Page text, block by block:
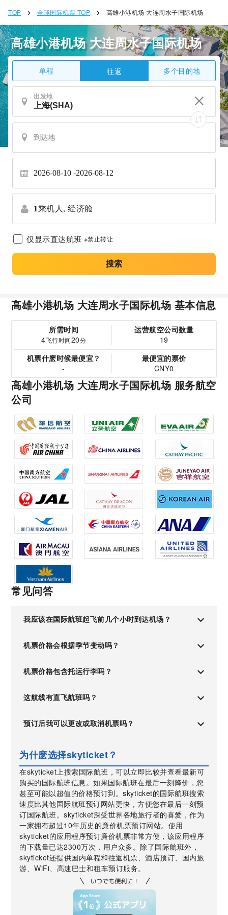
TOP 全球国际机票 TOP 高雄小港机场 大连周水子国际机场
高雄小港机场 大连周水子国际机场
单程 往返 多个目的地
出发地
2026-08-10 2026-08-12
1乘机人, 经济舱
仅显示直达航班 ※禁止转让
搜索
高雄小港机场 大连周水子国际机场 基本信息
所需时间
4飞行时间20分
运营航空公司数量
19
机票什麽时候最便宜？
-
最便宜的票价
CNY0
高雄小港机场 大连周水子国际机场 服务航空
公司
常见问答
我应该在国际航班起飞前几个小时到达机场？
机票价格会根据季节变动吗？
机票价格包含托运行李吗？
这航线有直飞航班吗？
预订后我可以更改或取消机票吗？
为什麽选择skyticket？
在skyticket上搜索国际航班，可以立即比较并查看最新可
购买的国际航班信息。如果国际航班在最后一刻降价，您
甚至可能以超值的价格预订到。skyticket的国际航班搜索
速度比其他国际航班预订网站更快，方便您在最后一刻预
订国际航班。skyticket深受世界各地旅行者的喜爱，作为
一家拥有超过10年历史的廉价机票预订网站。使用
skyticket的应用程序预订廉价机票非常方便，该应用程序
的下载量已达2300万次，用户众多。除了国际航班外，
skyticket还提供国内单程和往返机票、酒店预订、国内旅
游、WiFi、高速巴士和租车预订服务。